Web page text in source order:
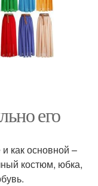
его
как основной –
костюм, юбка,